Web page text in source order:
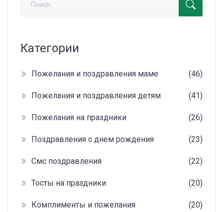
Категории
Пожелания и поздравления маме (46)
Пожелания и поздравления детям (41)
Пожелания на праздники (26)
Поздравления с днем рождения (23)
Смс поздравления (22)
Тосты на праздники (20)
Комплименты и пожелания (20)